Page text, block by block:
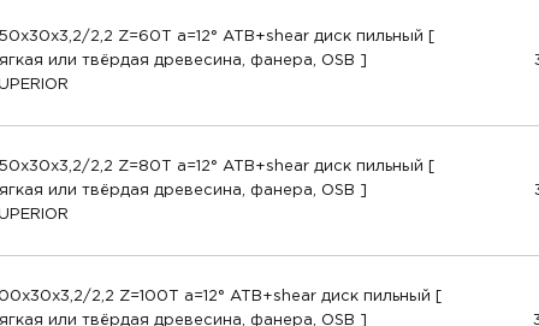
2,2 Z=60T a=12° ATB+shear диск пильный [
или твёрдая древесина, фанера, OSB ]
2,2 Z=80T a=12° ATB+shear диск пильный [
или твёрдая древесина, фанера, OSB ]
2,2 Z=100T a=12° ATB+shear диск пильный [
или твёрдая древесина, фанера, OSB ]